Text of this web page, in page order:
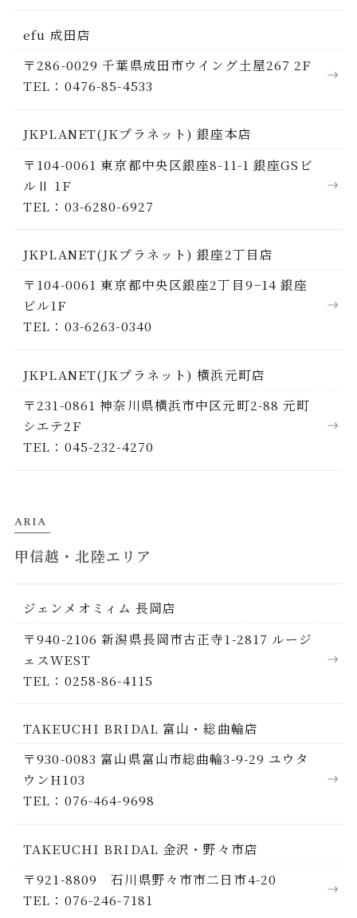
efu 成田店
〒286-0029 千葉県成田市ウイング土屋267 2F
TEL：0476-85-4533
JKPLANET(JKプラネット) 銀座本店
〒104-0061 東京都中央区銀座8-11-1 銀座GSビ
ルⅡ 1F
TEL：03-6280-6927
JKPLANET(JKプラネット) 銀座2丁目店
〒104-0061 東京都中央区銀座2丁目9−14 銀座
ビル1F
TEL：03-6263-0340
JKPLANET(JKプラネット) 横浜元町店
〒231-0861 神奈川県横浜市中区元町2-88 元町
シエテ2F
TEL：045-232-4270
ARIA
甲信越・北陸エリア
ジェンメオミィム 長岡店
〒940-2106 新潟県長岡市古正寺1-2817 ルージ
ェスWEST
TEL：0258-86-4115
TAKEUCHI BRIDAL 富山・総曲輪店
〒930-0083 富山県富山市総曲輪3-9-29 ユウタ
ウンH103
TEL：076-464-9698
TAKEUCHI BRIDAL 金沢・野々市店
〒921-8809 石川県野々市市二日市4-20
TEL：076-246-7181